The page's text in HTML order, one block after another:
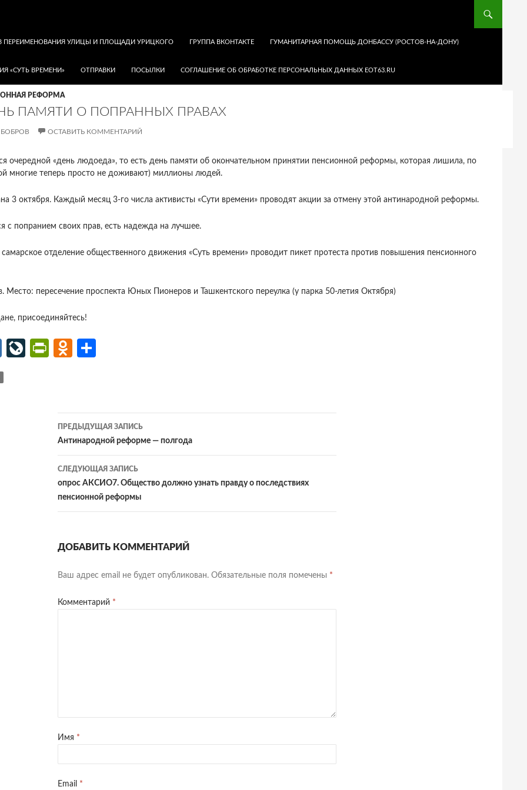
ПЕРЕИМЕНОВАНИЯ УЛИЦЫ И ПЛОЩАДИ УРИЦКОГО ГРУППА ВКОНТАКТЕ ГУМАНИТАРНАЯ ПОМОЩЬ ДОНБАССУ (РОСТОВ-НА-ДОНУ)
«СУТЬ ВРЕМЕНИ» ОТПРАВКИ ПОСЫЛКИ СОГЛАШЕНИЕ ОБ ОБРАБОТКЕ ПЕРСОНАЛЬНЫХ ДАННЫХ EOT63.RU
РЕФОРМА
ПАМЯТИ О ПОПРАННЫХ ПРАВАХ
БОБРОВ ОСТАВИТЬ КОММЕНТАРИЙ
очередной «день людоеда», то есть день памяти об окончательном принятии пенсионной реформы, которая лишила, по
многие теперь просто не доживают) миллионы людей.
3 октября. Каждый месяц 3-го числа активисты «Сути времени» проводят акции за отмену этой антинародной реформы.
с попранием своих прав, есть надежда на лучшее.
отделение общественного движения «Суть времени» проводит пикет протеста против повышения пенсионного
Место: пересечение проспекта Юных Пионеров и Ташкентского переулка (у парка 50-летия Октября)
присоединяйтесь!
M
ail
.R
Li
Pr
e
n
dl
y
O
kl
as
sn
iki
ав
и
ть
Навигация
по
записям
ПРЕДЫДУЩАЯ ЗАПИСЬ
Антинародной реформе — полгода
СЛЕДУЮЩАЯ ЗАПИСЬ
опрос АКСИО7. Общество должно узнать правду о последствиях
пенсионной реформы
ДОБАВИТЬ КОММЕНТАРИЙ
Ваш адрес email не будет опубликован. Обязательные поля помечены *
Комментарий *
Имя *
Email *